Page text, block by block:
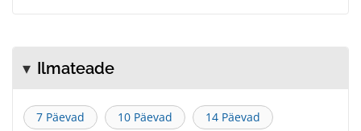
Ilmateade
7 Päevad 10 Päevad 14 Päevad